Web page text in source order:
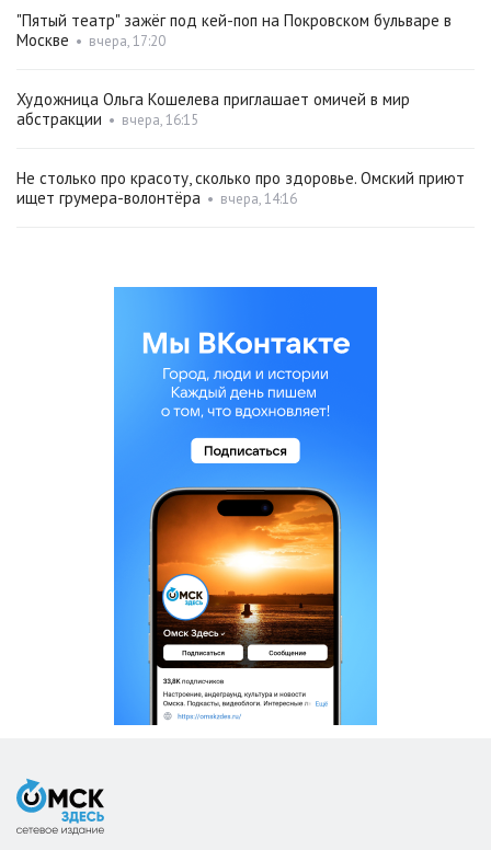
"Пятый театр" зажёг под кей-поп на Покровском бульваре в
Москве • вчера, 17:20
Художница Ольга Кошелева приглашает омичей в мир
абстракции • вчера, 16:15
Не столько про красоту, сколько про здоровье. Омский приют
ищет грумера-волонтёра • вчера, 14:16